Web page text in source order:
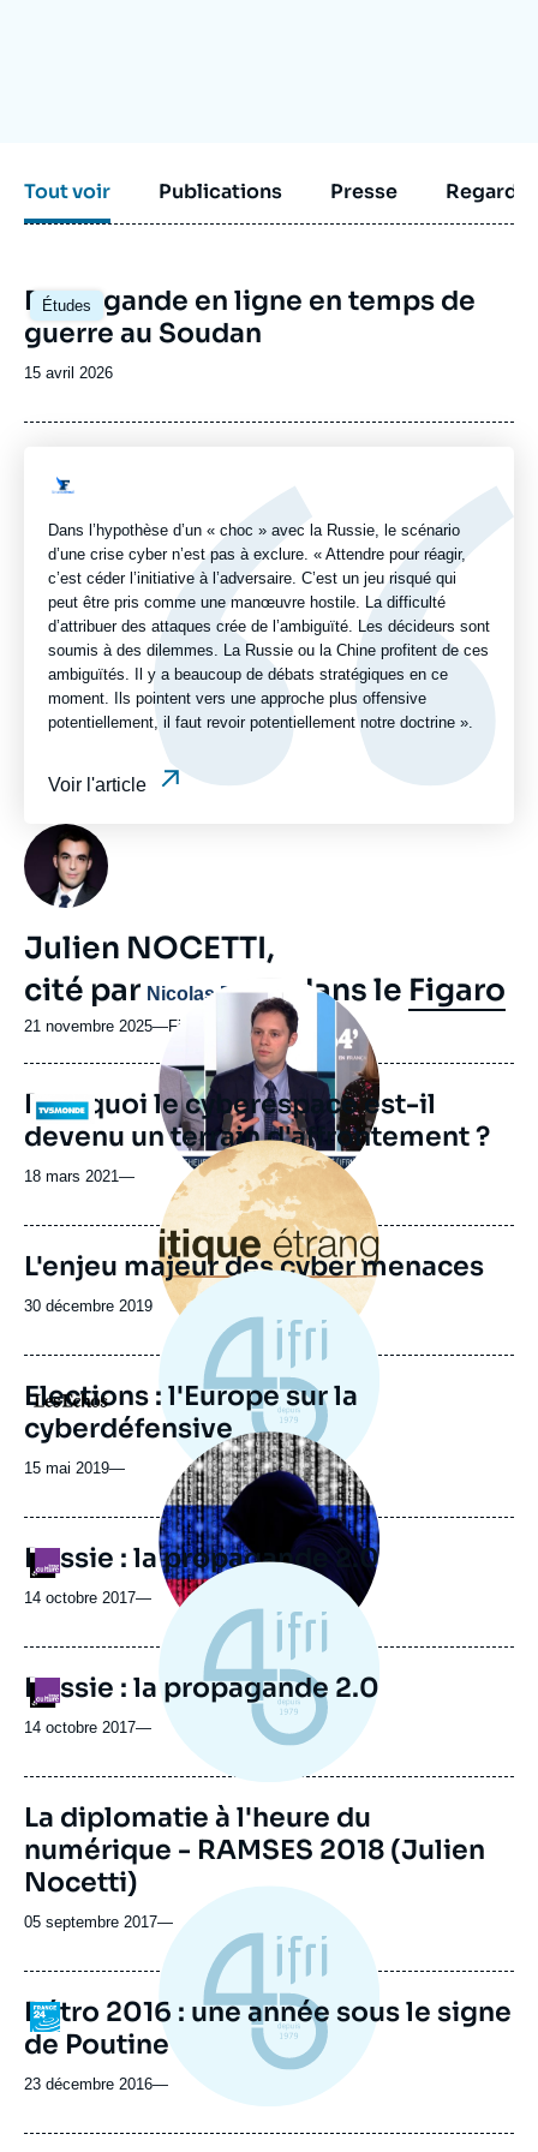
Tout voir Publications Presse
Études
Image
principale
Propagande en ligne en temps de
guerre au Soudan
Date
publication
15 avril 2026
Logo
Dans l’hypothèse d’un « choc » avec la Russie, le scénario
d’une crise cyber n’est pas à exclure. « Attendre pour réagir,
c’est céder l’initiative à l’adversaire. C’est un jeu risqué qui
peut être pris comme une manœuvre hostile. La difficulté
d’attribuer des attaques crée de l’ambiguïté. Les décideurs sont
soumis à des dilemmes. La Russie ou la Chine profitent de ces
ambiguïtés. Il y a beaucoup de débats stratégiques en ce
moment. Ils pointent vers une approche plus offensive
potentiellement, il faut revoir potentiellement notre doctrine ».
Voir l'article
Photo
Julien NOCETTI,
cité par Nicolas Barotte dans le Figaro
21 novembre 2025—Nom
journal,
revue
ou
émission
Figaro
Logo
Image
principale
médiatique
Pourquoi le cyberespace est-il
devenu un terrain d'affrontement ?
18 mars 2021—
Image
principale
L'enjeu majeur des cyber menaces
Date
publication
30 décembre 2019
Logo
Elections : l'Europe sur la
cyberdéfensive
15 mai 2019—
Logo
Image
principale
médiatique
Russie : la propagande 2.0
14 octobre 2017—
Logo
Russie : la propagande 2.0
14 octobre 2017—
La diplomatie à l'heure du
numérique - RAMSES 2018 (Julien
Nocetti)
05 septembre 2017—
Logo
Rétro 2016 : une année sous le signe
de Poutine
23 décembre 2016—